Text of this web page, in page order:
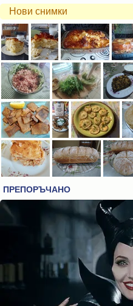
Нови снимки